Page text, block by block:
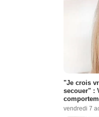
"Je crois
secouer" :
vendredi 7